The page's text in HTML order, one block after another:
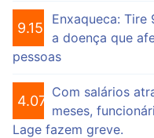
9.156
Enxaqueca: Tire
a doença que
pessoas
4.076
Com salários
meses,
Lage fazem greve.